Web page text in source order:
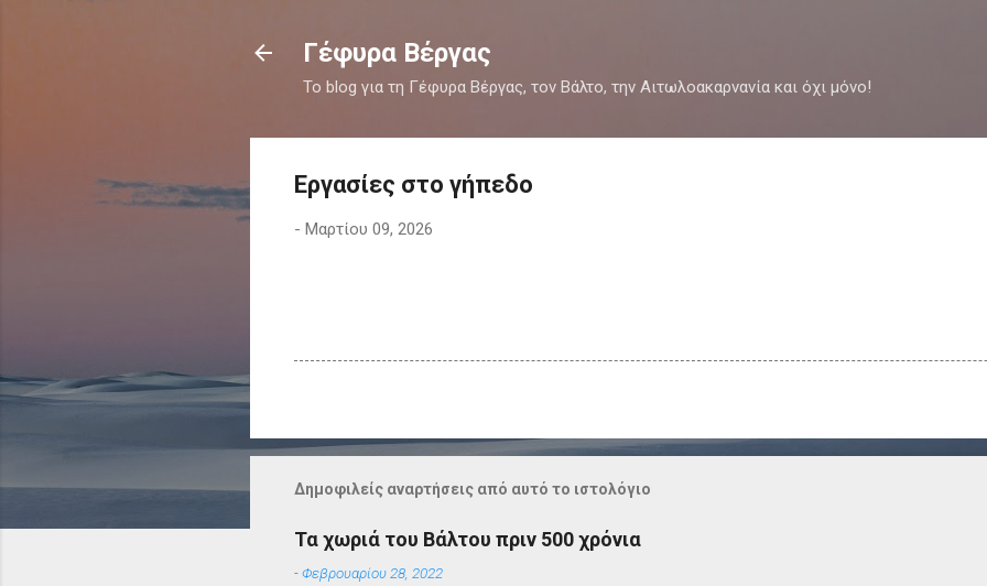
Γέφυρα Βέργας
Το blog για τη Γέφυρα Βέργας, τον Βάλτο, την Αιτωλοακαρνανία και όχι μόνο!
Εργασίες στο γήπεδο
- Μαρτίου 09, 2026
Δημοφιλείς αναρτήσεις από αυτό το ιστολόγιο
Τα χωριά του Βάλτου πριν 500 χρόνια
-Φεβρουαρίου 28, 2022